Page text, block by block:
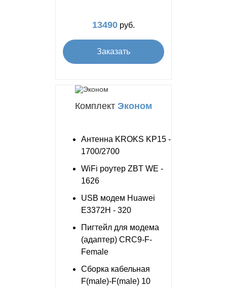
13490 руб.
Заказать
Комплект Эконом
Антенна KROKS KP15 -
1700/2700
WiFi роутер ZBT WE -
1626
USB модем Huawei
E3372H - 320
Пигтейл для модема
(адаптер) CRC9-F-
Female
Сборка кабельная
F(male)-F(male) 10